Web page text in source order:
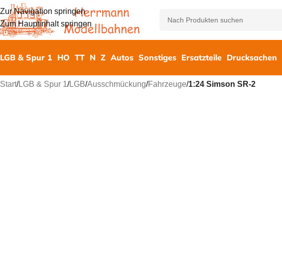
Zur Navigation springen
Zum Hauptinhalt springen
LGB & Spur 1 HO TT N Z Autos Sonstiges Ersatzteile Drucksachen
Start/LGB & Spur 1/LGB/Ausschmückung/Fahrzeuge/1:24 Simson SR-2